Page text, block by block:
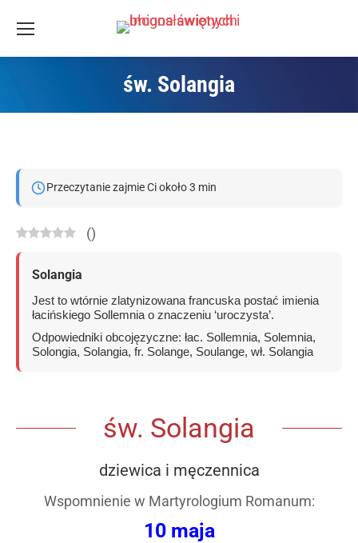
św. Solangia
Jesteś tutaj:
Przeczytanie zajmie Ci około 3 min
()
Solangia
Jest to wtórnie zlatynizowana francuska postać imienia
łacińskiego Sollemnia o znaczeniu ‘uroczysta’.
Odpowiedniki obcojęzyczne: łac. Sollemnia, Solemnia,
Solongia, Solangia, fr. Solange, Soulange, wł. Solangia
św. Solangia
dziewica i męczennica
Wspomnienie w Martyrologium Romanum:
10 maja